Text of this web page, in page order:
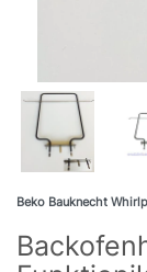
Beko Bauknecht